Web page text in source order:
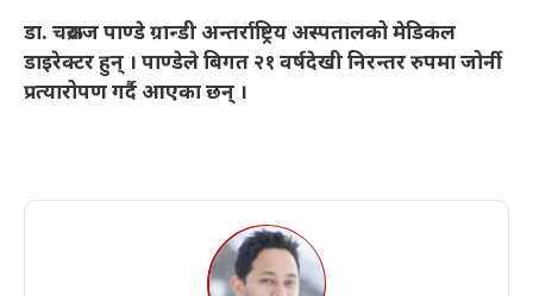
डा. चक्रराज पाण्डे ग्रान्डी अन्तर्राष्ट्रिय अस्पतालको मेडिकल
डाइरेक्टर हुन् । पाण्डेले बिगत २१ वर्षदेखी निरन्तर रुपमा जोर्नी
प्रत्यारोपण गर्दै आएका छन् ।